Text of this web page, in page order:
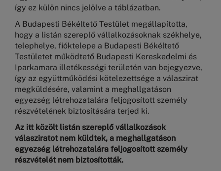
így ez külön nincs jelölve a táblázatban.
A Budapesti Békéltető Testület megállapította,
hogy a listán szereplő vállalkozásoknak székhelye,
telephelye, fióktelepe a Budapesti Békéltető
Testületet működtető Budapesti Kereskedelmi és
Iparkamara illetékességi területén van bejegyezve,
így az együttműködési kötelezettsége a válaszirat
megküldésére, valamint a meghallgatáson
egyezség létrehozatalára feljogosított személy
részvételének biztosítására terjed ki.
Az itt közölt listán szereplő vállalkozások
válasziratot nem küldtek, a meghallgatáson
egyezség létrehozatalára feljogosított személy
részvételét nem biztosították.